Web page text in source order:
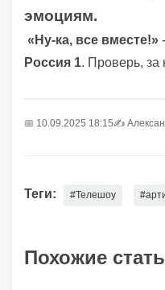
эмоциям.
«Ну-ка, все вместе!»
Россия 1. Проверь, за
📅 10.09.2025 18:15✍️
Теги: #Телешоу
Похожие